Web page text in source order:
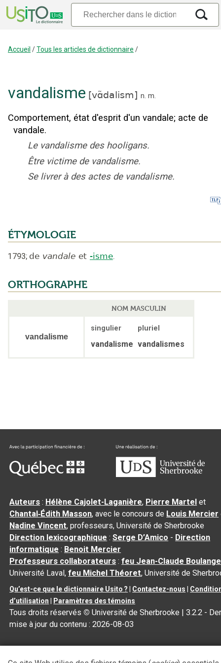
Accueil /Tous les articles de dictionnaire /
vandalisme [vɑ̃dalism] n. m.
Comportement, état d'esprit d'un vandale; acte de
vandale.
Le vandalisme des hooligans.
Être victime de vandalisme.
Se livrer à des actes de vandalisme.
ÉTYMOLOGIE
1793; de vandale et -isme.
ORTHOGRAPHE
NOM MASCULIN
vandalisme
singulier pluriel
vandalisme vandalismes
Auteurs : Hélène Cajolet-Laganière, Pierre Martel et
Chantal‑Édith Masson, avec le concours de Louis Mercier
Nadine Vincent, professeurs, Université de Sherbrooke
Direction lexicographique :Serge D’Amico - Direction
informatique : Benoit Mercier
Professeurs collaborateurs :feu Jean-Claude
Université Laval,feu Michel Théoret, Université de
Qu’est-ce que le dictionnaire Usito ? Contactez-nous
d’utilisation
Paramètres des témoins
Tous droits réservés © Université de Sherbrooke |3.2.2 -
mise à jour du contenu :2026-08-03